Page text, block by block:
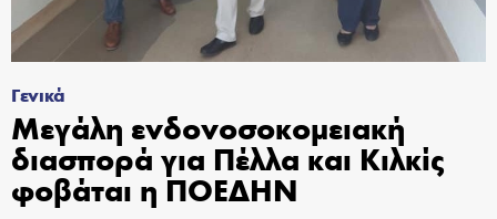
Γενικά
Μεγάλη ενδονοσοκομειακή
διασπορά για Πέλλα και Κιλκίς
φοβάται η ΠΟΕΔΗΝ